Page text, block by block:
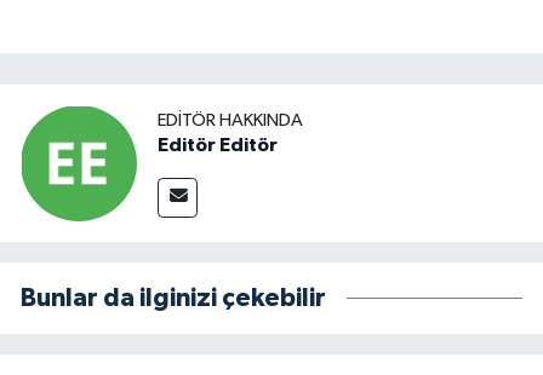
EDITÖR HAKKINDA
Editör Editör
Bunlar da ilginizi çekebilir